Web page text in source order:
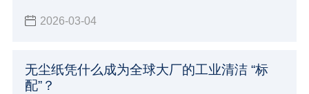
挑选适合的防静电手套。
2026-03-04
无尘纸凭什么成为全球大厂的工业清洁 “标
配”？